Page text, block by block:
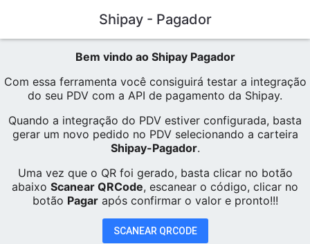
Shipay - Pagador
Bem vindo ao Shipay Pagador
Com essa ferramenta você consiguirá testar a integração
do seu PDV com a API de pagamento da Shipay.
Quando a integração do PDV estiver configurada, basta
gerar um novo pedido no PDV selecionando a carteira
Shipay-Pagador.
Uma vez que o QR foi gerado, basta clicar no botão
abaixo Scanear QRCode, escanear o código, clicar no
botão Pagarapós confirmar o valor e pronto!!!
SCANEAR QRCODE